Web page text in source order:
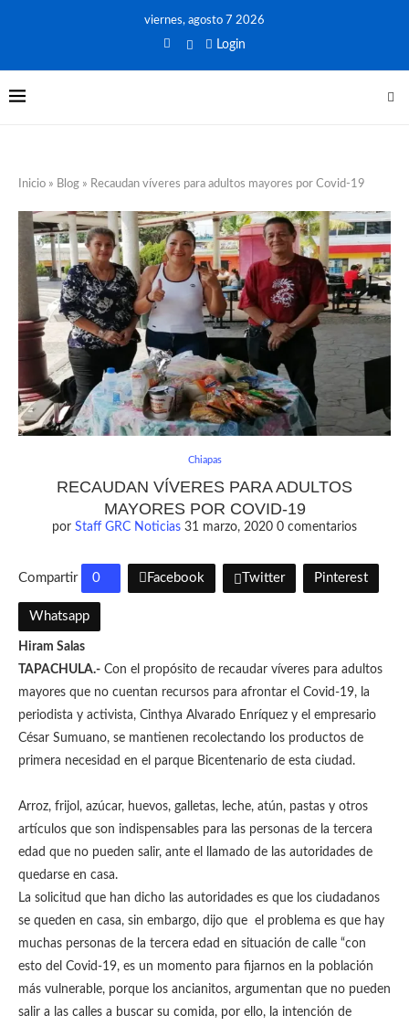
viernes, agosto 7 2026
Login
Inicio » Blog » Recaudan víveres para adultos mayores por Covid-19
Chiapas
RECAUDAN VÍVERES PARA ADULTOS
MAYORES POR COVID-19
por Staff GRC Noticias 31 marzo, 2020 0 comentarios
Compartir 0 Facebook Twitter Pinterest
Whatsapp
Hiram Salas
TAPACHULA.- Con el propósito de recaudar víveres para adultos
mayores que no cuentan recursos para afrontar el Covid-19, la
periodista y activista, Cinthya Alvarado Enríquez y el empresario
César Sumuano, se mantienen recolectando los productos de
primera necesidad en el parque Bicentenario de esta ciudad.
Arroz, frijol, azúcar, huevos, galletas, leche, atún, pastas y otros
artículos que son indispensables para las personas de la tercera
edad que no pueden salir, ante el llamado de las autoridades de
quedarse en casa.
La solicitud que han dicho las autoridades es que los ciudadanos
se queden en casa, sin embargo, dijo que el problema es que hay
muchas personas de la tercera edad en situación de calle “con
esto del Covid-19, es un momento para fijarnos en la población
más vulnerable, porque los ancianitos, argumentan que no pueden
salir a las calles a buscar su comida, por ello, la intención de